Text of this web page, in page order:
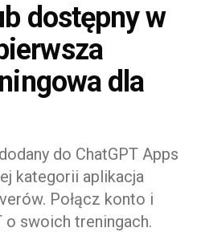
dostępny w
dla
do ChatGPT Apps
kategorii aplikacja
Połącz konto i
o swoich treningach.